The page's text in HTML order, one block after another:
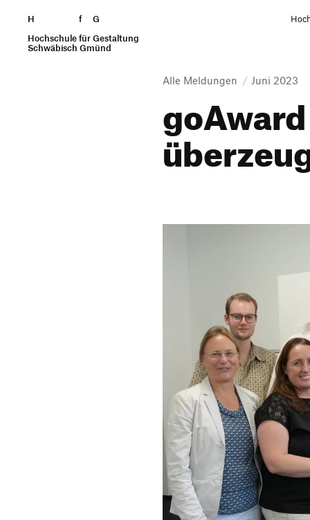
H f
G
Hochschule für Gestaltung
Schwäbisch Gmünd
Zum Seiteninhalt springen
Alle Meldungen Juni 2023